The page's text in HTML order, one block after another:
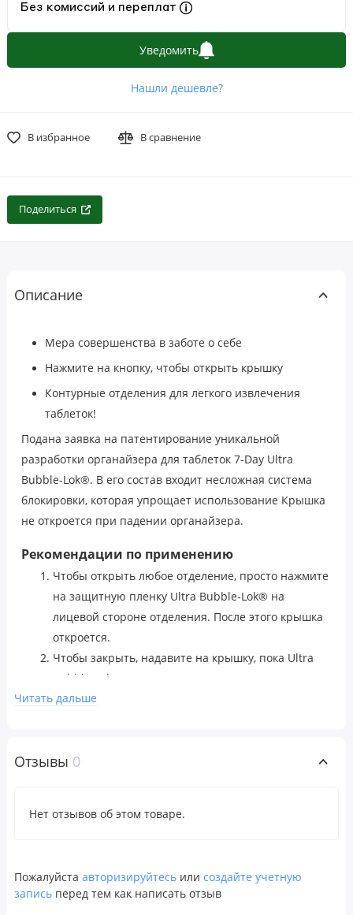
Без комиссий и переплат
Уведомить
Нашли дешевле?
В избранное В сравнение
Поделиться
Описание
Мера совершенства в заботе о себе
Нажмите на кнопку, чтобы открыть крышку
Контурные отделения для легкого извлечения
таблеток!
Подана заявка на патентирование уникальной
разработки органайзера для таблеток 7-Day Ultra
Bubble-Lok®. В его состав входит несложная система
блокировки, которая упрощает использование Крышка
не откроется при падении органайзера.
Рекомендации по применению
Чтобы открыть любое отделение, просто нажмите
на защитную пленку Ultra Bubble-Lok® на
лицевой стороне отделения. После этого крышка
откроется.
Чтобы закрыть, надавите на крышку, пока Ultra
Bubble-Lok® не захлопнется.
Для очищения:
в недоступном для детей месте.
прямых солнечных лучей.
Читать дальше
Отзывы 0
Нет отзывов об этом товаре.
Пожалуйста авторизируйтесь или создайте учетную
запись перед тем как написать отзыв